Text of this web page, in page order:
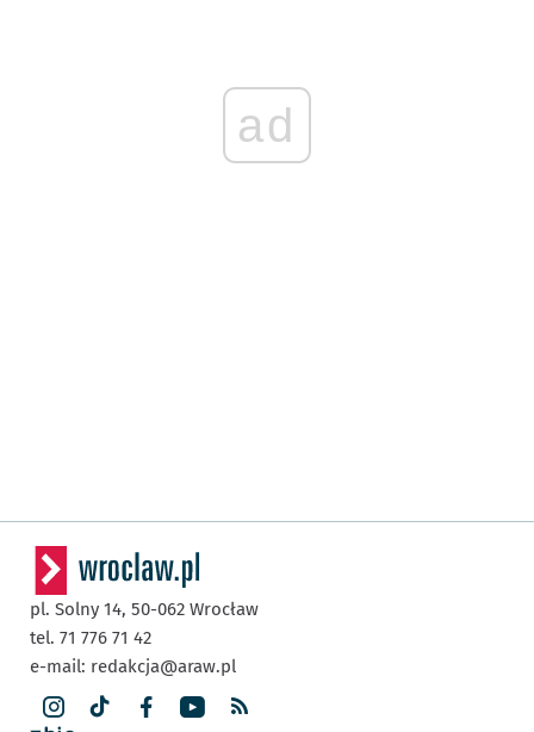
ad
pl. Solny 14, 50-062 Wrocław
tel. 71 776 71 42
e-mail: redakcja@araw.pl